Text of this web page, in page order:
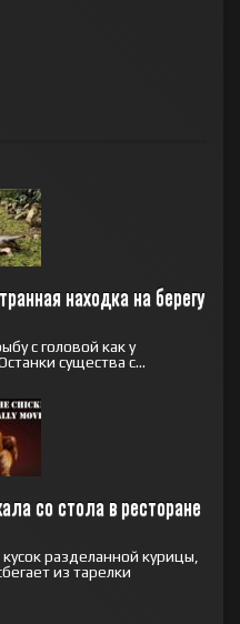
находка на берегу
с головой как у
существа с...
со стола в ресторане
разделанной курицы,
из тарелки